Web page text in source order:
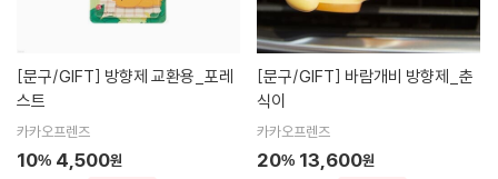
[문구/GIFT]
스트
카카오프렌즈
10% 4,500원
[문구/GIFT]
식이
카카오프렌즈
20% 13,600원